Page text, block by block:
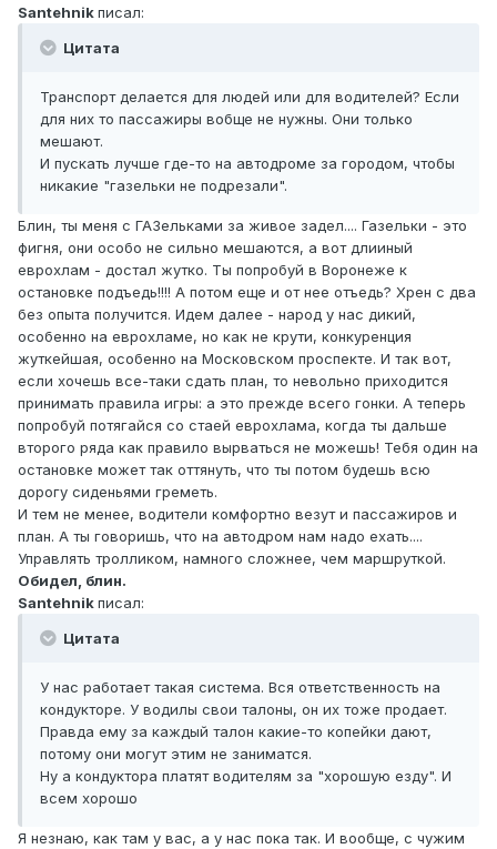
Santehnikписал:
Цитата
Транспорт делается для людей или для водителей? Если
для них то пассажиры вобще не нужны. Они только
мешают.
И пускать лучше где-то на автодроме за городом, чтобы
никакие "газельки не подрезали".
Блин, ты меня с ГАЗельками за живое задел.... Газельки - это
фигня, они особо не сильно мешаются, а вот длииный
еврохлам - достал жутко. Ты попробуй в Воронеже к
остановке подъедь!!!! А потом еще и от нее отъедь? Хрен с два
без опыта получится. Идем далее - народ у нас дикий,
особенно на еврохламе, но как не крути, конкуренция
жуткейшая, особенно на Московском проспекте. И так вот,
если хочешь все-таки сдать план, то невольно приходится
принимать правила игры: а это прежде всего гонки. А теперь
попробуй потягайся со стаей еврохлама, когда ты дальше
второго ряда как правило вырваться не можешь! Тебя один на
остановке может так оттянуть, что ты потом будешь всю
дорогу сиденьями греметь.
И тем не менее, водители комфортно везут и пассажиров и
план. А ты говоришь, что на автодром нам надо ехать....
Управлять тролликом, намного сложнее, чем маршруткой.
Обидел, блин.
Santehnikписал:
Цитата
У нас работает такая система. Вся ответственность на
кондукторе. У водилы свои талоны, он их тоже продает.
Правда ему за каждый талон какие-то копейки дают,
потому они могут этим не заниматся.
Ну а кондуктора платят водителям за "хорошую езду". И
всем хорошо
Я незнаю, как там у вас, а у нас пока так. И вообще, с чужим